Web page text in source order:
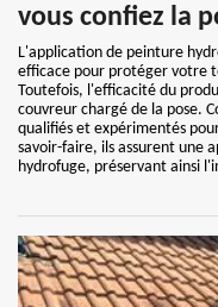
vous confiez la
L'application de peinture
efficace pour protéger votre
Toutefois, l'efficacité du
couvreur chargé de la pose.
qualifiés et expérimentés
savoir-faire, ils assurent une
hydrofuge, préservant ainsi